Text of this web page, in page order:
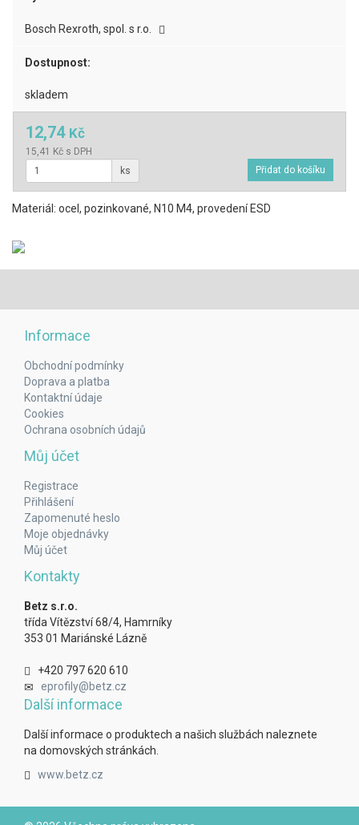
Bosch Rexroth, spol. s r.o.
Dostupnost:
skladem
12,74 Kč
15,41 Kč s DPH
ks
Materiál: ocel, pozinkované, N10 M4, provedení ESD
Informace
Obchodní podmínky
Doprava a platba
Kontaktní údaje
Cookies
Ochrana osobních údajů
Můj účet
Registrace
Přihlášení
Zapomenuté heslo
Moje objednávky
Můj účet
Kontakty
Betz s.r.o.
třída Vítězství 68/4, Hamrníky
353 01 Mariánské Lázně
+420 797 620 610
eprofily@betz.cz
Další informace
Další informace o produktech a našich službách naleznete
na domovských stránkách.
www.betz.cz